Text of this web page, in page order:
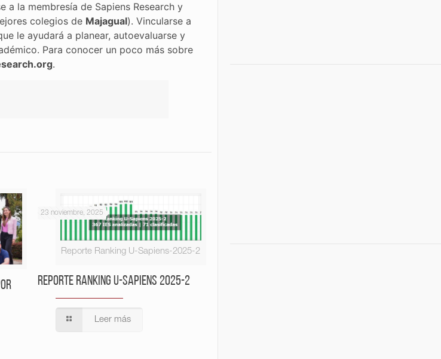
a la membresía de Sapiens Research y
colegios de Majagual). Vincularse a
le ayudará a planear, autoevaluarse y
Para conocer un poco más sobre
.
Reporte Ranking U-Sapiens-2025-2
23 noviembre, 2025
Reporte Ranking U-Sapiens 2025-2
Leer más